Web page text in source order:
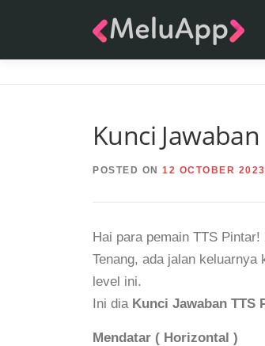
Kunci
POSTED ON 12 OCTOBER 2023
Hai para pemain TTS
Tenang, ada jalan keluarnya
level ini.
Ini dia Kunci Jawaban TTS
Mendatar ( Horizontal )